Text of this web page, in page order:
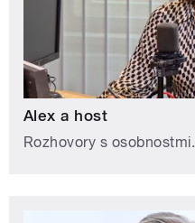
Alex a host
Rozhovory s osobnostmi.